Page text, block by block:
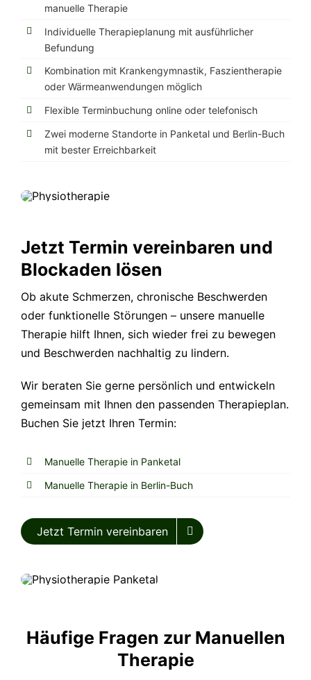
manuelle Therapie
Individuelle Therapieplanung mit ausführlicher
Befundung
Kombination mit Krankengymnastik, Faszientherapie
oder Wärmeanwendungen möglich
Flexible Terminbuchung online oder telefonisch
Zwei moderne Standorte in Panketal und Berlin-Buch
mit bester Erreichbarkeit
Jetzt Termin vereinbaren und
Blockaden lösen
Ob akute Schmerzen, chronische Beschwerden
oder funktionelle Störungen – unsere manuelle
Therapie hilft Ihnen, sich wieder frei zu bewegen
und Beschwerden nachhaltig zu lindern.
Wir beraten Sie gerne persönlich und entwickeln
gemeinsam mit Ihnen den passenden Therapieplan.
Buchen Sie jetzt Ihren Termin:
Manuelle Therapie in Panketal
Manuelle Therapie in Berlin-Buch
Jetzt Termin vereinbaren
Häufige Fragen zur Manuellen
Therapie